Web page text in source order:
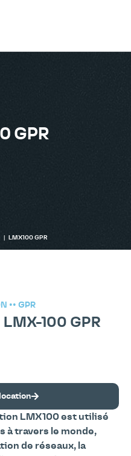
GPR
LMX100 GPR
•• GPR
100 GPR
LMX100 est utilisé
à travers le monde,
de réseaux, la